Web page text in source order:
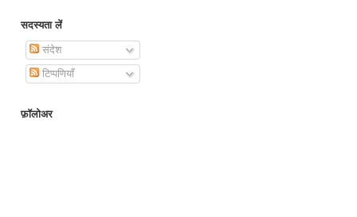
सदस्यता लें
संदेश
टिप्पणियाँ
फ़ॉलोअर